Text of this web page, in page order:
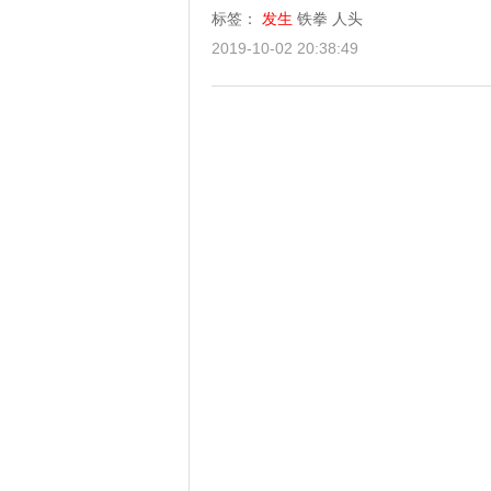
标签： 发生 铁拳 人头
2019-10-02 20:38:49